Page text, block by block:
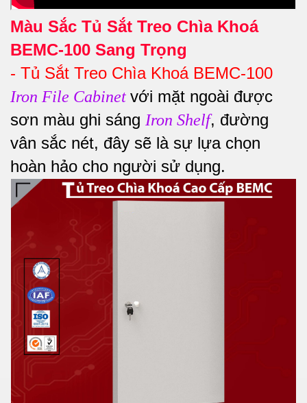
Màu Sắc Tủ Sắt Treo Chìa Khoá
BEMC-100 Sang Trọng
- Tủ Sắt Treo Chìa Khoá BEMC-100
Iron File Cabinet với mặt ngoài được
sơn màu ghi sáng Iron Shelf, đường
vân sắc nét, đây sẽ là sự lựa chọn
hoàn hảo cho người sử dụng.